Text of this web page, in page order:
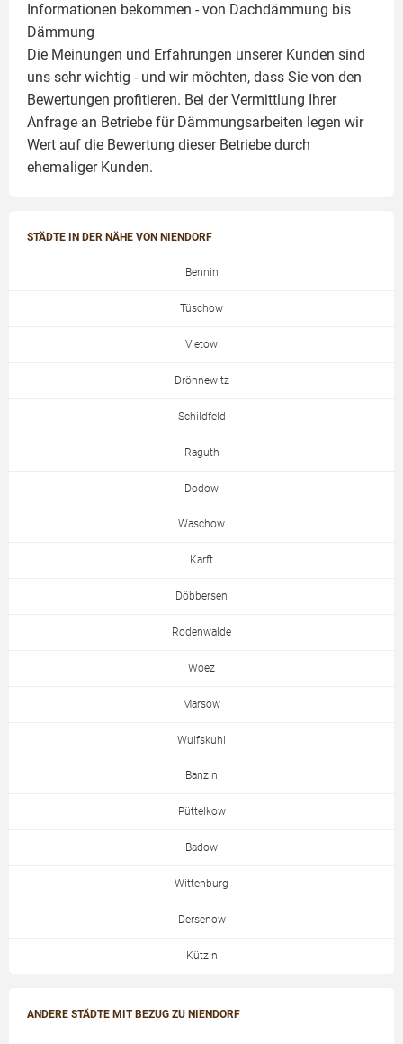
Informationen bekommen - von Dachdämmung bis
Dämmung
Die Meinungen und Erfahrungen unserer Kunden sind
uns sehr wichtig - und wir möchten, dass Sie von den
Bewertungen profitieren. Bei der Vermittlung Ihrer
Anfrage an Betriebe für Dämmungsarbeiten legen wir
Wert auf die Bewertung dieser Betriebe durch
ehemaliger Kunden.
STÄDTE IN DER NÄHE VON NIENDORF
Bennin
Tüschow
Vietow
Drönnewitz
Schildfeld
Raguth
Dodow
Waschow
Karft
Döbbersen
Rodenwalde
Woez
Marsow
Wulfskuhl
Banzin
Püttelkow
Badow
Wittenburg
Dersenow
Kützin
ANDERE STÄDTE MIT BEZUG ZU NIENDORF